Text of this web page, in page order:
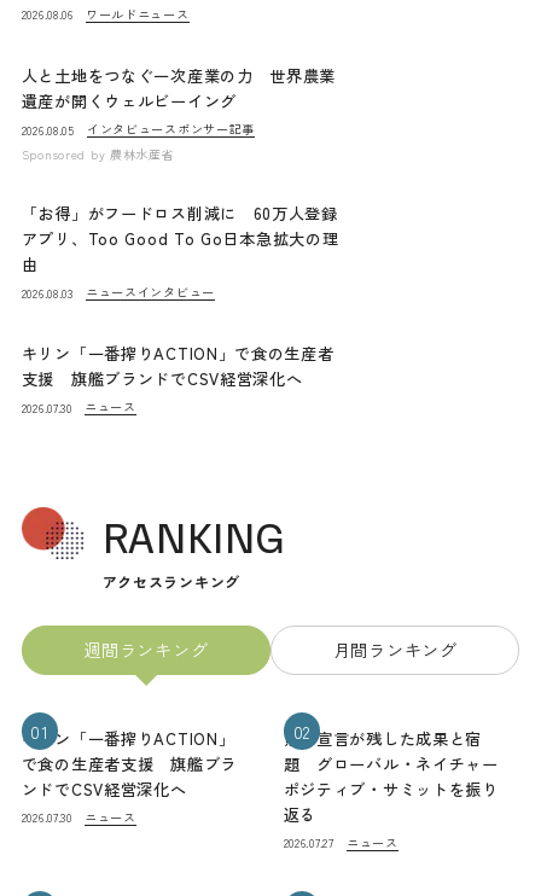
2026.08.06 ワールドニュース
人と土地をつなぐ一次産業の力 世界農業
遺産が開くウェルビーイング
2026.08.05 インタビュー スポンサー記事
Sponsored by 農林水産省
「お得」がフードロス削減に 60万人登録
アプリ、Too Good To Go日本急拡大の理
由
2026.08.03 ニュース インタビュー
キリン「一番搾りACTION」で食の生産者
支援 旗艦ブランドでCSV経営深化へ
2026.07.30 ニュース
RANKING
アクセスランキング
週間ランキング 月間ランキング
01
キリン「一番搾りACTION」
で食の生産者支援 旗艦ブラ
ンドでCSV経営深化へ
2026.07.30 ニュース
02
熊本宣言が残した成果と宿
題 グローバル・ネイチャー
ポジティブ・サミットを振り
返る
2026.07.27 ニュース